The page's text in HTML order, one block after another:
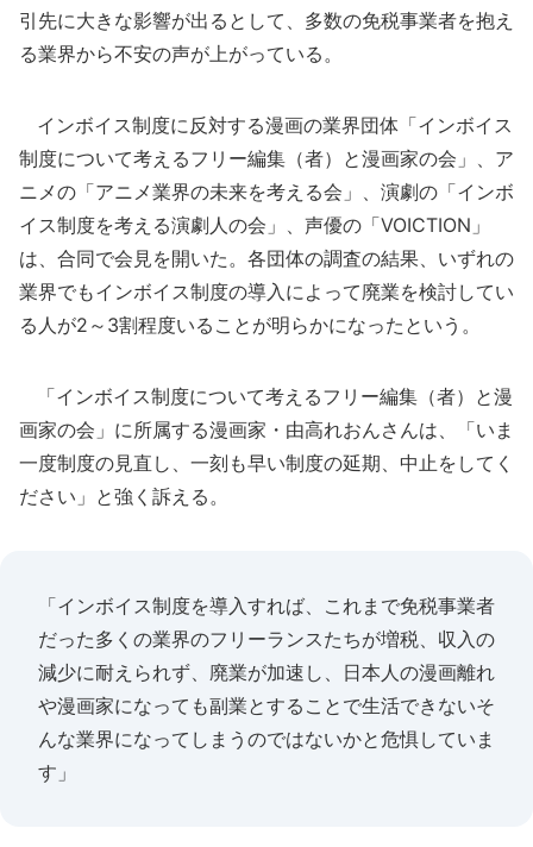
引先に大きな影響が出るとして、多数の免税事業者を抱え
る業界から不安の声が上がっている。
インボイス制度に反対する漫画の業界団体「インボイス
制度について考えるフリー編集（者）と漫画家の会」、ア
ニメの「アニメ業界の未来を考える会」、演劇の「インボ
イス制度を考える演劇人の会」、声優の「VOICTION」
は、合同で会見を開いた。各団体の調査の結果、いずれの
業界でもインボイス制度の導入によって廃業を検討してい
る人が2～3割程度いることが明らかになったという。
「インボイス制度について考えるフリー編集（者）と漫
画家の会」に所属する漫画家・由高れおんさんは、「いま
一度制度の見直し、一刻も早い制度の延期、中止をしてく
ださい」と強く訴える。
「インボイス制度を導入すれば、これまで免税事業者
だった多くの業界のフリーランスたちが増税、収入の
減少に耐えられず、廃業が加速し、日本人の漫画離れ
や漫画家になっても副業とすることで生活できないそ
んな業界になってしまうのではないかと危惧していま
す」